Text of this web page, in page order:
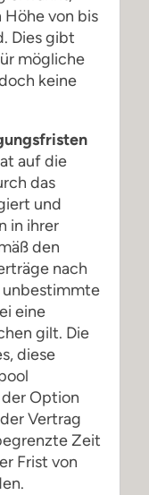
Höhe von bis
Dies gibt
mögliche
keine
auf die
das
und
in ihrer
den
nach
unbestimmte
eine
gilt. Die
diese
Option
Vertrag
Zeit
Frist von